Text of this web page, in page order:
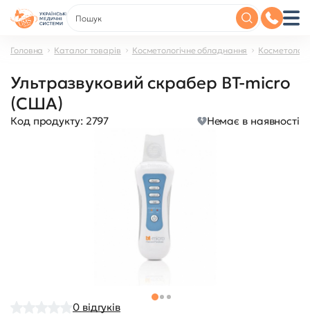
Головна Каталог товарів Косметологічне обладнання
Ультразвуковий скрабер BT-micro
(США)
Код продукту: 2797 Немає в наявності
0 відгуків